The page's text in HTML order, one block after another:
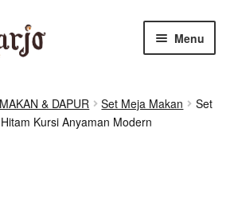
Menu
DAPUR
& DAPUR Set Meja Makan
Set
Kursi Anyaman Modern